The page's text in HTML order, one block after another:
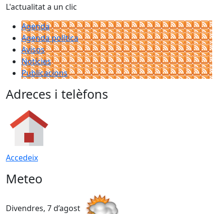
L'actualitat a un clic
Agenda
Agenda política
Avisos
Notícies
Publicacions
Adreces i telèfons
Accedeix
Meteo
Divendres, 7 d’agost